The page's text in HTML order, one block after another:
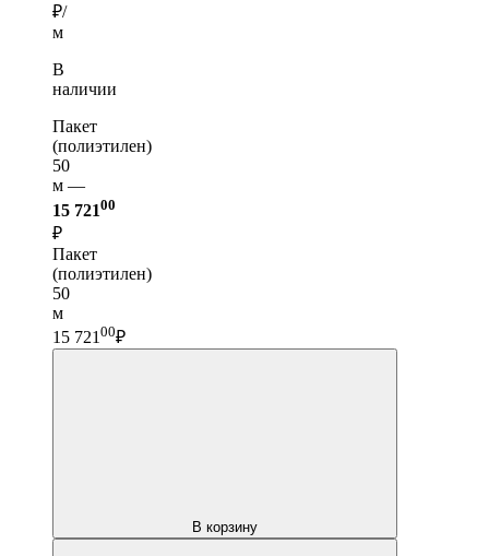
₽/
м
В
наличии
Пакет
(полиэтилен)
50
м —
15 72100
₽
Пакет
(полиэтилен)
50
м
15 721 00₽
В корзину